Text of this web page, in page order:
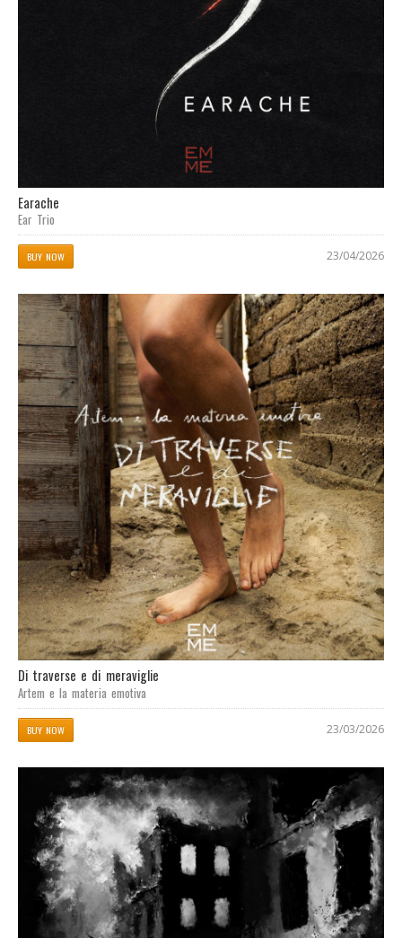
Earache
Ear Trio
BUY NOW 23/04/2026
Di traverse e di meraviglie
Artem e la materia emotiva
BUY NOW 23/03/2026